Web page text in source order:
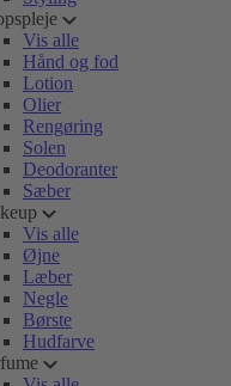
Vis alle
Hånd og fod
Lotion
Olier
Rengøring
Solen
Deodoranter
Sæber
Vis alle
Øjne
Læber
Negle
Børste
Hudfarve